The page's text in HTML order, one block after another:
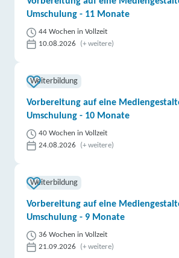
Umschulung - 11 Monate
44 Wochen in Vollzeit
10.08.2026
(+ weitere)
Weiterbildung
Vorbereitung auf eine
Umschulung - 10 Monate
40 Wochen in Vollzeit
24.08.2026
(+ weitere)
Weiterbildung
Vorbereitung auf eine
Umschulung - 9 Monate
36 Wochen in Vollzeit
21.09.2026
(+ weitere)